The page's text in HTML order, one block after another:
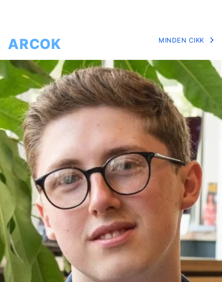
ARCOK MINDEN CIKK